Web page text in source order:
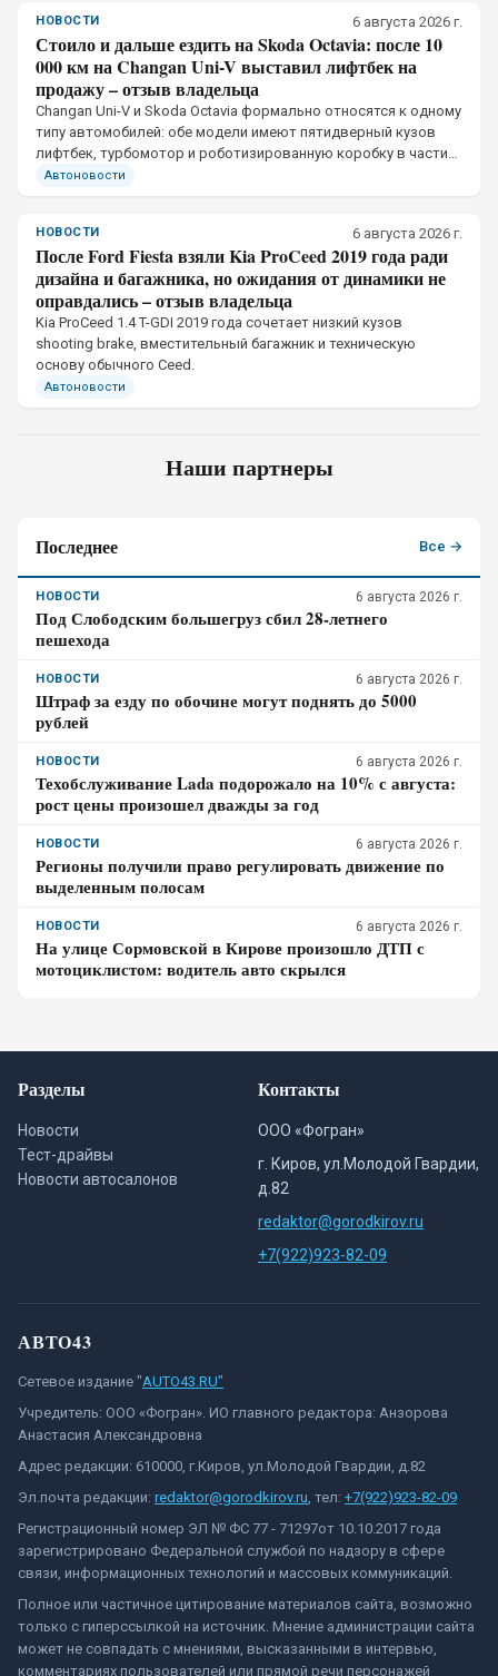
НОВОСТИ 6 августа 2026 г.
Стоило и дальше ездить на Skoda Octavia: после 10
000 км на Changan Uni-V выставил лифтбек на
продажу – отзыв владельца
Changan Uni-V и Skoda Octavia формально относятся к одному
типу автомобилей: обе модели имеют пятидверный кузов
лифтбек, турбомотор и роботизированную коробку в части
версий.
Автоновости
НОВОСТИ 6 августа 2026 г.
После Ford Fiesta взяли Kia ProCeed 2019 года ради
дизайна и багажника, но ожидания от динамики не
оправдались – отзыв владельца
Kia ProCeed 1.4 T-GDI 2019 года сочетает низкий кузов
shooting brake, вместительный багажник и техническую
основу обычного Ceed.
Автоновости
Наши партнеры
Последнее Все →
НОВОСТИ 6 августа 2026 г.
Под Слободским большегруз сбил 28-летнего
пешехода
НОВОСТИ 6 августа 2026 г.
Штраф за езду по обочине могут поднять до 5000
рублей
НОВОСТИ 6 августа 2026 г.
Техобслуживание Lada подорожало на 10% с августа:
рост цены произошел дважды за год
НОВОСТИ 6 августа 2026 г.
Регионы получили право регулировать движение по
выделенным полосам
НОВОСТИ 6 августа 2026 г.
На улице Сормовской в Кирове произошло ДТП с
мотоциклистом: водитель авто скрылся
Разделы
Новости
Тест-драйвы
Новости автосалонов
Контакты
ООО «Фогран»
г. Киров, ул.Молодой Гвардии,
д.82
redaktor@gorodkirov.ru
+7(922)923-82-09
АВТО43
Сетевое издание "AUTO43.RU"
Учредитель: ООО «Фогран». ИО главного редактора: Анзорова
Анастасия Александровна
Адрес редакции: 610000, г.Киров, ул.Молодой Гвардии, д.82
Эл.почта редакции: redaktor@gorodkirov.ru, тел: +7(922)923-82-09
Регистрационный номер ЭЛ № ФС 77 - 71297от 10.10.2017 года
зарегистрировано Федеральной службой по надзору в сфере
связи, информационных технологий и массовых коммуникаций.
Полное или частичное цитирование материалов сайта, возможно
только с гиперссылкой на источник. Мнение администрации сайта
может не совпадать с мнениями, высказанными в интервью,
комментариях пользователей или прямой речи персонажей